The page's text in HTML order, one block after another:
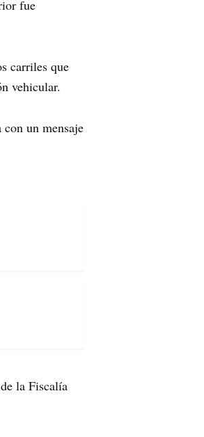
fue
carriles que
vehicular.
un mensaje
la Fiscalía